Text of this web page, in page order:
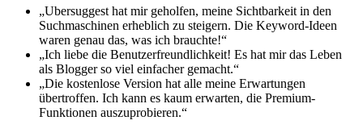
„Ubersuggest hat mir geholfen, meine Sichtbarkeit in den
Suchmaschinen erheblich zu steigern. Die Keyword-Ideen
waren genau das, was ich brauchte!“
„Ich liebe die Benutzerfreundlichkeit! Es hat mir das Leben
als Blogger so viel einfacher gemacht.“
„Die kostenlose Version hat alle meine Erwartungen
übertroffen. Ich kann es kaum erwarten, die Premium-
Funktionen auszuprobieren.“